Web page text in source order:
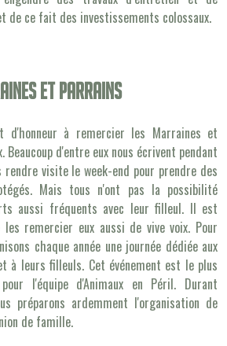
de ce fait des investissements colossaux.
et parrains
d'honneur à remercier les Marraines et
Beaucoup d'entre eux nous écrivent pendant
rendre visite le week-end pour prendre des
Mais tous n'ont pas la possibilité
aussi fréquents avec leur filleul. Il est
remercier eux aussi de vive voix. Pour
chaque année une journée dédiée aux
à leurs filleuls. Cet événement est le plus
l'équipe d'Animaux en Péril. Durant
préparons ardemment l'organisation de
de famille.